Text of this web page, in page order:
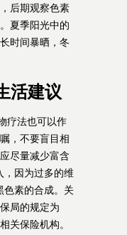
后期观察色素
夏季阳光中的
时间暴晒，冬
活建议
疗法也可以作
，不要盲目相
尽量减少富含
，因为过多的维
色素的合成。关
局的规定为
关保险机构。